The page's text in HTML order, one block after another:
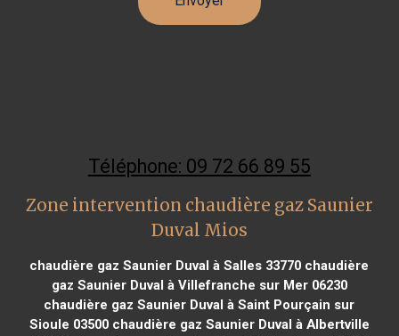
Téléphone: 09 72 66 89 55
Zone intervention chaudière gaz Saunier
Duval Mios
chaudière gaz Saunier Duval à Salles 33770 chaudière
gaz Saunier Duval à Villefranche sur Mer 06230
chaudière gaz Saunier Duval à Saint Pourçain sur
Sioule 03500chaudière gaz Saunier Duval à Albertville